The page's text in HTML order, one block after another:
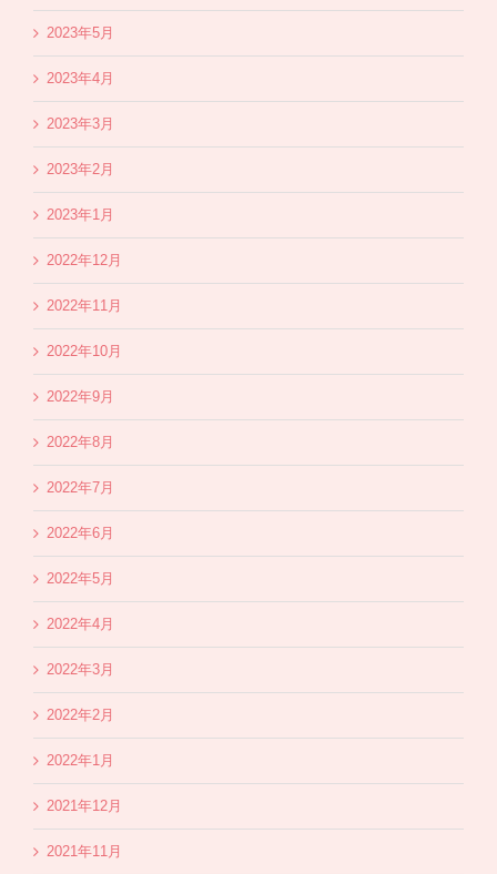
2023年5月
2023年4月
2023年3月
2023年2月
2023年1月
2022年12月
2022年11月
2022年10月
2022年9月
2022年8月
2022年7月
2022年6月
2022年5月
2022年4月
2022年3月
2022年2月
2022年1月
2021年12月
2021年11月